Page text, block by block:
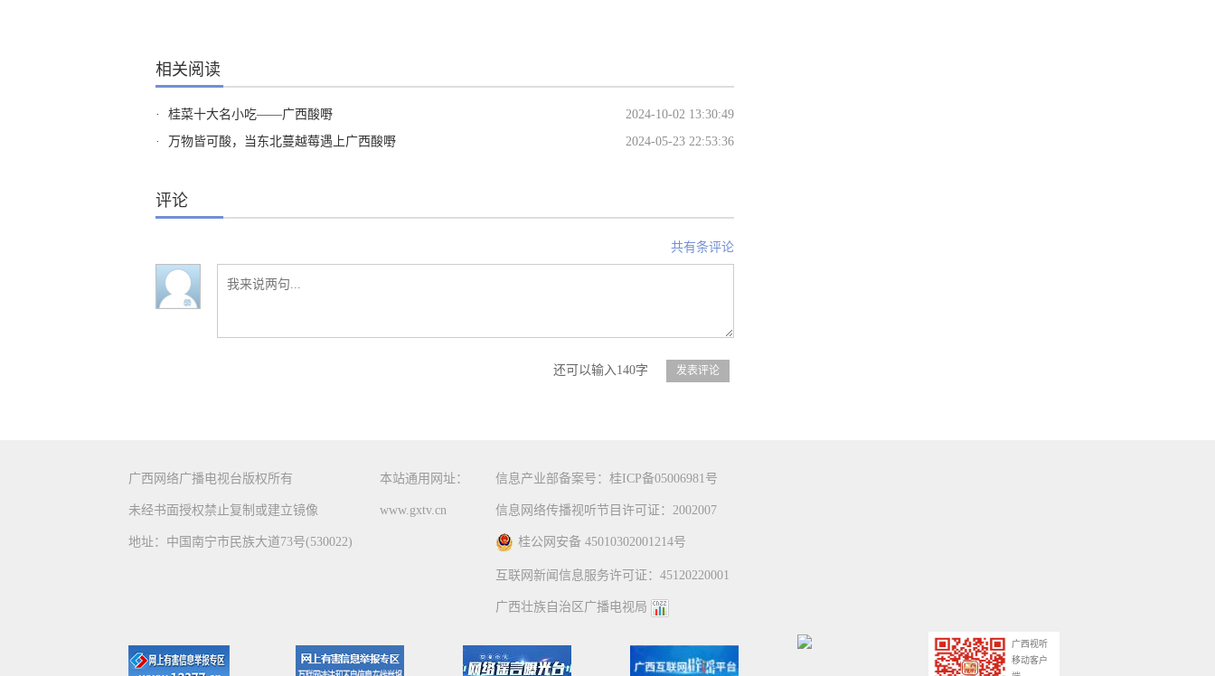
相关阅读
· 桂菜十大名小吃——广西酸嘢
2024-10-02 13:30:49
·
万物皆可酸，当东北蔓越莓遇上广西酸嘢 2024-05-23 22:53:36
评论
共有条评论
还可以输入140字
广西网络广播电视台版权所有
未经书面授权禁止复制或建立镜像
地址：中国南宁市民族大道73号(530022)
本站通用网址：
www.gxtv.cn
信息产业部备案号：桂ICP备05006981号
信息网络传播视听节目许可证：2002007
桂公网安备 45010302001214号
互联网新闻信息服务许可证：45120220001
广西壮族自治区广播电视局
广西视听
移动客户